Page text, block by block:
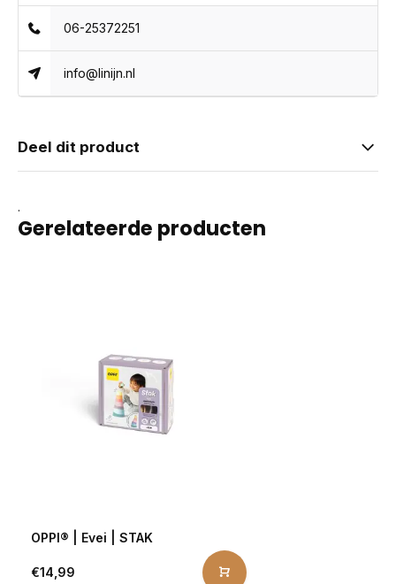
06-25372251
info@linijn.nl
Deel dit product
.
Gerelateerde producten
OPPI® | Evei | STAK
€14,99